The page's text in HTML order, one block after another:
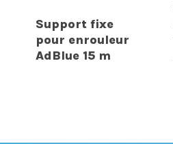
Support fixe
pour enrouleur
AdBlue 15 m